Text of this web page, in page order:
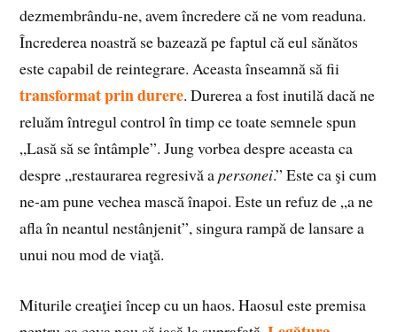
dezmembrându-ne, avem încredere că ne vom readuna.
Încrederea noastră se bazează pe faptul că eul sănătos
este capabil de reintegrare. Aceasta înseamnă să fii
transformat prin durere. Durerea a fost inutilă dacă ne
reluăm întregul control în timp ce toate semnele spun
„Lasă să se întâmple”. Jung vorbea despre aceasta ca
despre „restaurarea regresivă apersonei.” Este ca şi cum
ne-am pune vechea mască înapoi. Este un refuz de „a ne
afla în neantul nestânjenit”, singura rampă de lansare a
unui nou mod de viaţă.
Miturile creaţiei încep cu un haos. Haosul este premisa